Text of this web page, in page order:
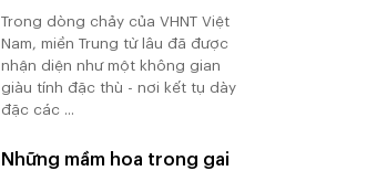
Trong dòng chảy của VHNT Việt
Nam, miền Trung từ lâu đã được
nhận diện như một không gian
giàu tính đặc thù - nơi kết tụ dày
đặc các ...
Những mầm hoa trong gai